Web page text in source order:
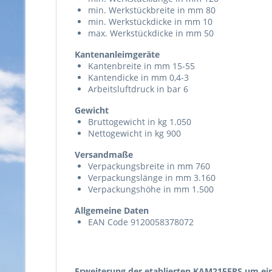
min. Werkstückbreite in mm 80
min. Werkstückdicke in mm 10
max. Werkstückdicke in mm 50
Kantenanleimgeräte
Kantenbreite in mm 15-55
Kantendicke in mm 0,4-3
Arbeitsluftdruck in bar 6
Gewicht
Bruttogewicht in kg 1.050
Nettogewicht in kg 900
Versandmaße
Verpackungsbreite in mm 760
Verpackungslänge in mm 3.160
Verpackungshöhe in mm 1.500
Allgemeine Daten
EAN Code 9120058378072